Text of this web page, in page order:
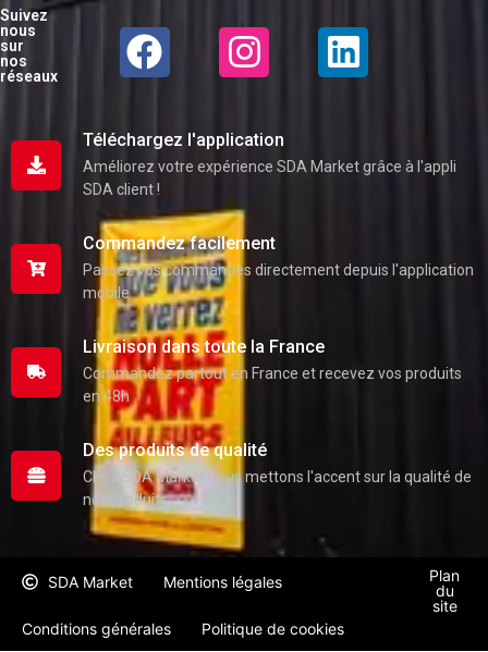
Téléchargez l'application
Améliorez votre expérience SDA Market grâce à l'appli
SDA client !
Commandez facilement
Passez vos commandes directement depuis l'application
mobile
Livraison dans toute la France
Commandez partout en France et recevez vos produits
en 48h
Des produits de qualité
Chez SDA Market nous mettons l'accent sur la qualité de
nos produits
Suivez
nous
sur
nos
réseaux
SDA Market Mentions légales
Conditions générales Politique de cookies
Plan
du
site